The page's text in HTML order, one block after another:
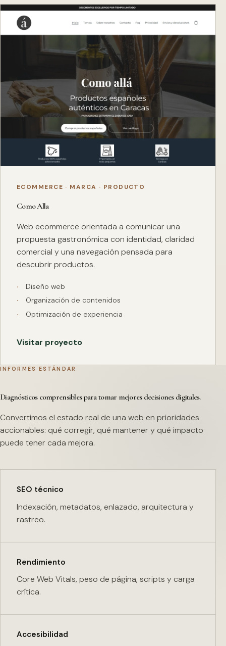
ECOMMERCE · MARCA · PRODUCTO
Como Alla
Web ecommerce orientada a comunicar una
propuesta gastronómica con identidad, claridad
comercial y una navegación pensada para
descubrir productos.
Diseño web
Organización de contenidos
Optimización de experiencia
Visitar proyecto
INFORMES ESTÁNDAR
Diagnósticos comprensibles para tomar mejores decisiones digitales.
Convertimos el estado real de una web en prioridades
accionables: qué corregir, qué mantener y qué impacto
puede tener cada mejora.
SEO técnico
Indexación, metadatos, enlazado, arquitectura y
rastreo.
Rendimiento
Core Web Vitals, peso de página, scripts y carga
crítica.
Accesibilidad